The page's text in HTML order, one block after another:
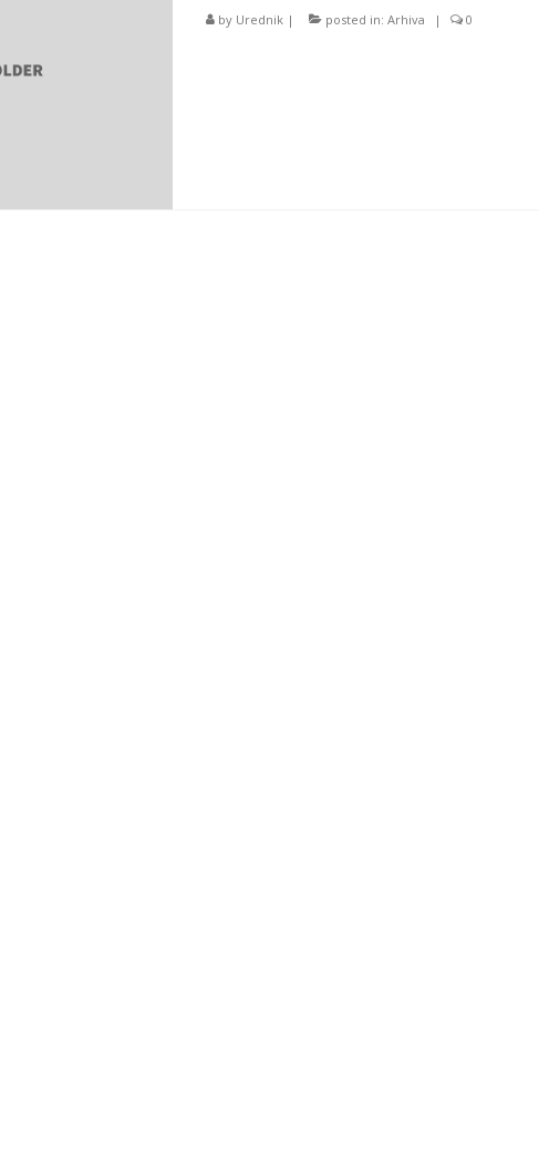
by Urednik| posted in: Arhiva | 0